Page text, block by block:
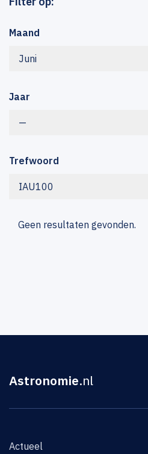
Maand
Juni
Jaar
—
Trefwoord
IAU100
Geen resultaten gevonden.
Astronomie.nl
Actueel